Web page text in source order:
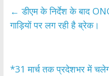
b
o
k
er s
A
e
← डीएम के निर्देश के बाद
गाड़ियों पर लग रही है ब्रेक।
*31 मार्च तक प्रदेशभर में